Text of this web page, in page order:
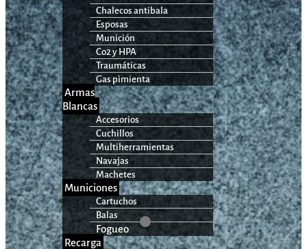
Chalecos antibala
Esposas
Munición
Co2 y HPA
Traumáticas
Gas pimienta
Armas
Blancas
Accesorios
Cuchillos
Multiherramientas
Navajas
Machetes
Municiones
Cartuchos
Balas
Fogueo
Recarga